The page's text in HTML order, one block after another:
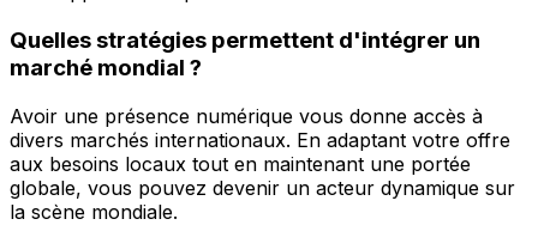
Quelles stratégies permettent d'intégrer un
marché mondial ?
Avoir une présence numérique vous donne accès à
divers marchés internationaux. En adaptant votre offre
aux besoins locaux tout en maintenant une portée
globale, vous pouvez devenir un acteur dynamique sur
la scène mondiale.